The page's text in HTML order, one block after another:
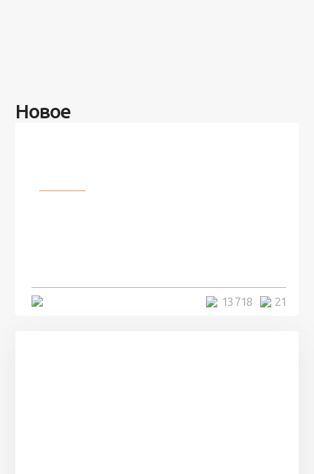
Новое
21
13 718